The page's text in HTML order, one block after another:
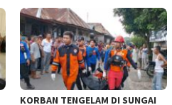
KORBAN TENGELAM DI SUNGAI